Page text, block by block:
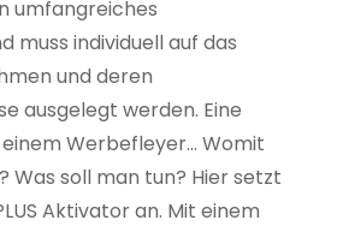
umfangreiches
muss individuell auf das
und deren
ausgelegt werden. Eine
einem Werbefleyer… Womit
Was soll man tun? Hier setzt
Aktivator an. Mit einem